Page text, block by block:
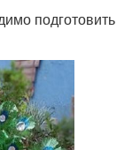
подготовить